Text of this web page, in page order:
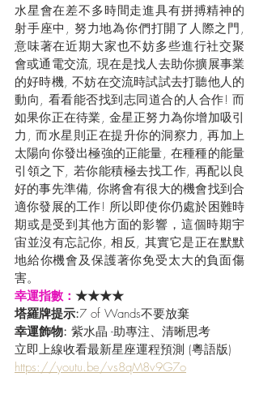
水星會在差不多時間走進具有拼搏精神的
射手座中, 努力地為你們打開了人際之門,
意味著在近期大家也不妨多些進行社交聚
會或通電交流, 現在是找人去助你擴展事業
的好時機, 不妨在交流時試試去打聽他人的
動向, 看看能否找到志同道合的人合作! 而
如果你正在待業, 金星正努力為你增加吸引
力, 而水星則正在提升你的洞察力, 再加上
太陽向你發出極強的正能量, 在種種的能量
引領之下, 若你能積極去找工作, 再配以良
好的事先準備, 你將會有很大的機會找到合
適你發展的工作! 所以即使你仍處於困難時
期或是受到其他方面的影響，這個時期宇
宙並沒有忘記你, 相反, 其實它是正在默默
地給你機會及保護著你免受太大的負面傷
害。
幸運指數： ★★★★
塔羅牌提示:7 of Wands不要放棄
幸運飾物: 紫水晶 -助專注、清晰思考
立即上線收看最新星座運程預測 (粵語版)
https://youtu.be/vs8qM8v9G7o